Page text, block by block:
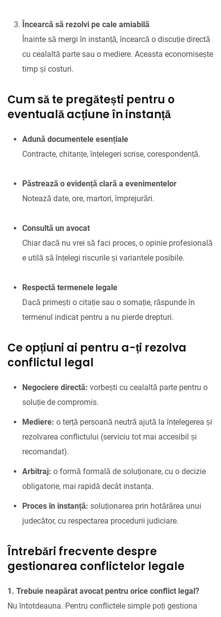
Încearcă să rezolvi pe cale amiabilă
Înainte să mergi în instanță, încearcă o discuție directă
cu cealaltă parte sau o mediere. Aceasta economisește
timp și costuri.
Cum să te pregătești pentru o
eventuală acțiune în instanță
Adună documentele esențiale
Contracte, chitanțe, înțelegeri scrise, corespondență.
Păstrează o evidență clară a evenimentelor
Notează date, ore, martori, împrejurări.
Consultă un avocat
Chiar dacă nu vrei să faci proces, o opinie profesională
e utilă să înțelegi riscurile și variantele posibile.
Respectă termenele legale
Dacă primești o citație sau o somație, răspunde în
termenul indicat pentru a nu pierde drepturi.
Ce opțiuni ai pentru a-ți rezolva
conflictul legal
Negociere directă: vorbești cu cealaltă parte pentru o
soluție de compromis.
Mediere: o terță persoană neutră ajută la înțelegerea și
rezolvarea conflictului (serviciu tot mai accesibil și
recomandat).
Arbitraj: o formă formală de soluționare, cu o decizie
obligatorie, mai rapidă decât instanța.
Proces în instanță: soluționarea prin hotărârea unui
judecător, cu respectarea procedurii judiciare.
Întrebări frecvente despre
gestionarea conflictelor legale
1. Trebuie neapărat avocat pentru orice conflict legal?
Nu întotdeauna. Pentru conflictele simple poți gestiona